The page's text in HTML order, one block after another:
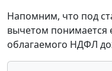
Напомним, что под
вычетом понимается
облагаемого НДФЛ